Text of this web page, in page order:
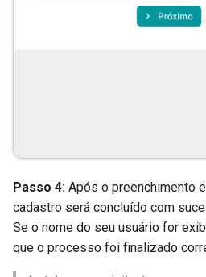
Passo 4: Após o preenchimento
cadastro será concluído com
Se o nome do seu usuário for
que o processo foi finalizado